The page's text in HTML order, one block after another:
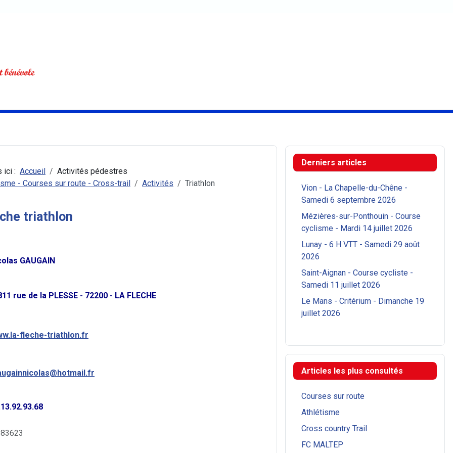
ici : Accueil
Activités pédestres
- Courses sur route - Cross-trail
Activités Triathlon
triathlon
GAUGAIN
rue de la PLESSE - 72200 - LA FLECHE
fleche-triathlon.fr
Derniers articles
Vion - La Chapelle-du-Chêne -
Samedi 6 septembre 2026
Mézières-sur-Ponthouin - Course
cyclisme - Mardi 14 juillet 2026
Lunay - 6 H VTT - Samedi 29 août
2026
Saint-Aignan - Course cycliste -
Samedi 11 juillet 2026
Le Mans - Critérium - Dimanche 19
juillet 2026
Articles les plus consultés
Courses sur route
Athlétisme
Cross country Trail
FC MALTEP